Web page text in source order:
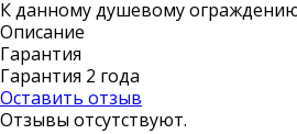
К данному душевому
Описание
Гарантия
Гарантия 2 года
Оставить отзыв
Отзывы отсутствуют.